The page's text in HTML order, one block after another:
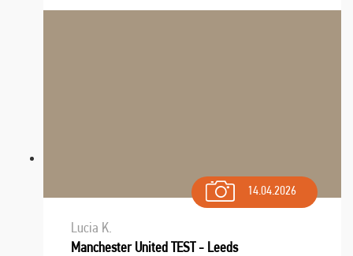
Navštívili sme aj zábavný park Legendia, previe ...
14.04.2026
Lucia K.
Manchester United TEST - Leeds